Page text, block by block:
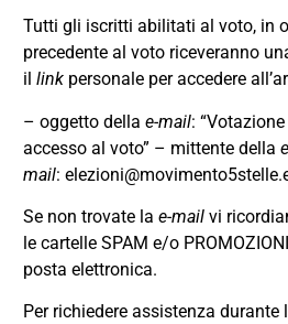
Tutti gli iscritti abilitati al voto, in
precedente al voto riceveranno
il link personale per accedere
– oggetto della e-mail:
accesso al voto” – mittente della
mail:
Se non trovate la e-mailvi
le cartelle SPAM e/o
posta elettronica.
Per richiedere assistenza durante